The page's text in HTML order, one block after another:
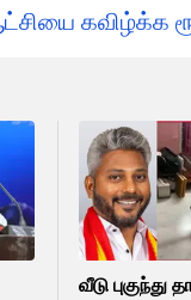
கவிழ்க்க
வீடு புகுந்து